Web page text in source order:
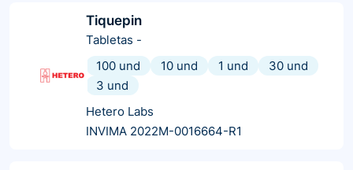
Tiquepin
Tabletas -
100 und
10 und 1 und
30 und
3 und
Hetero Labs
INVIMA 2022M-0016664-R1